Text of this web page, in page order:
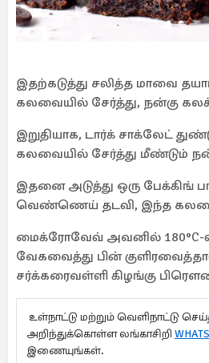
இதற்கடுத்து சலித்த மாவை
கலவையில் சேர்த்து, நன்கு
இறுதியாக, டார்க் சாக்லேட்
கலவையில் சேர்த்து மீண்டும்
இதனை அடுத்து ஒரு பேக்கிங்
வெண்ணெய் தடவி, இந்த
மைக்ரோவேவ் அவனில் 180°C-ல்
வேகவைத்து பின்
சர்க்கரைவள்ளி கிழங்கு
உள்நாட்டு மற்றும் வெளிநாட்டு
அறிந்துக்கொள்ள லங்காசிறி
இணையுங்கள்.